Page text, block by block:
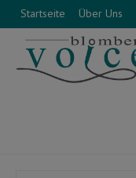
Startseite Über Uns